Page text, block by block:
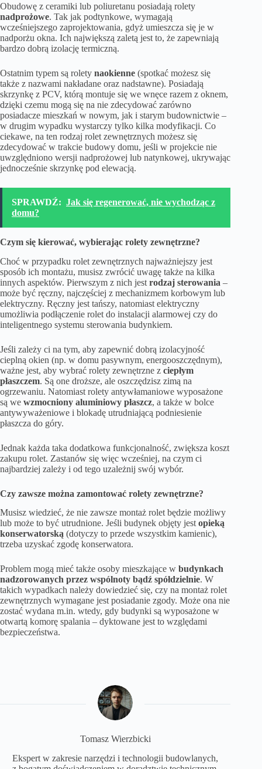
Obudowę z ceramiki lub poliuretanu posiadają rolety
nadprożowe. Tak jak podtynkowe, wymagają
wcześniejszego zaprojektowania, gdyż umieszcza się je w
nadporżu okna. Ich największą zaletą jest to, że zapewniają
bardzo dobrą izolację termiczną.
Ostatnim typem są rolety naokienne (spotkać możesz się
także z nazwami nakładane oraz nadstawne). Posiadają
skrzynkę z PCV, którą montuje się we wnęce razem z oknem,
dzięki czemu mogą się na nie zdecydować zarówno
posiadacze mieszkań w nowym, jak i starym budownictwie –
w drugim wypadku wystarczy tylko kilka modyfikacji. Co
ciekawe, na ten rodzaj rolet zewnętrznych możesz się
zdecydować w trakcie budowy domu, jeśli w projekcie nie
uwzględniono wersji nadprożowej lub natynkowej, ukrywając
jednocześnie skrzynkę pod elewacją.
SPRAWDŹ: Jak się regenerować, nie wychodząc z
domu?
Czym się kierować, wybierając rolety zewnętrzne?
Choć w przypadku rolet zewnętrznych najważniejszy jest
sposób ich montażu, musisz zwrócić uwagę także na kilka
innych aspektów. Pierwszym z nich jest rodzaj sterowania –
może być ręczny, najczęściej z mechanizmem korbowym lub
elektryczny. Ręczny jest tańszy, natomiast elektryczny
umożliwia podłączenie rolet do instalacji alarmowej czy do
inteligentnego systemu sterowania budynkiem.
Jeśli zależy ci na tym, aby zapewnić dobrą izolacyjność
cieplną okien (np. w domu pasywnym, energooszczędnym),
ważne jest, aby wybrać rolety zewnętrzne z ciepłym
płaszczem. Są one droższe, ale oszczędzisz zimą na
ogrzewaniu. Natomiast rolety antywłamaniowe wyposażone
są we wzmocniony aluminiowy płaszcz, a także w bolce
antywyważeniowe i blokadę utrudniającą podniesienie
płaszcza do góry.
Jednak każda taka dodatkowa funkcjonalność, zwiększa koszt
zakupu rolet. Zastanów się więc wcześniej, na czym ci
najbardziej zależy i od tego uzależnij swój wybór.
Czy zawsze można zamontować rolety zewnętrzne?
Musisz wiedzieć, że nie zawsze montaż rolet będzie możliwy
lub może to być utrudnione. Jeśli budynek objęty jest opieką
konserwatorską (dotyczy to przede wszystkim kamienic),
trzeba uzyskać zgodę konserwatora.
Problem mogą mieć także osoby mieszkające w budynkach
nadzorowanych przez wspólnoty bądź spółdzielnie. W
takich wypadkach należy dowiedzieć się, czy na montaż rolet
zewnętrznych wymagane jest posiadanie zgody. Może ona nie
zostać wydana m.in. wtedy, gdy budynki są wyposażone w
otwartą komorę spalania – dyktowane jest to względami
bezpieczeństwa.
Tomasz Wierzbicki
Ekspert w zakresie narzędzi i technologii budowlanych,